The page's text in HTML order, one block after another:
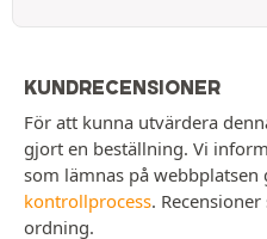
KUNDRECENSIONER
För att kunna utvärdera
gjort en beställning. Vi
som lämnas på webbplatsen
kontrollprocess.
ordning.